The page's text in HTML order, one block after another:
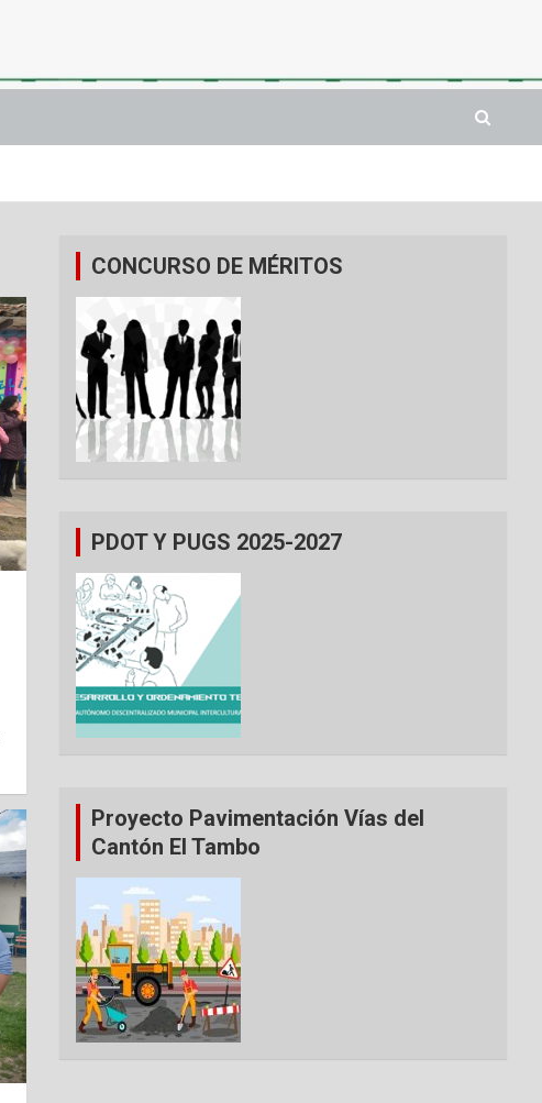
CONCURSO DE MÉRITOS
PDOT Y PUGS 2025-2027
Proyecto Pavimentación Vías del
Cantón El Tambo